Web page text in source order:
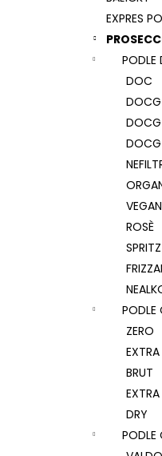
EXPRES
PODLE
DOC
DOCG
DOCG
DOCG
VEGAN
ROSÈ
SPRITZ
PODLE
ZERO
BRUT
DRY
PODLE
REBULI
277 Kč